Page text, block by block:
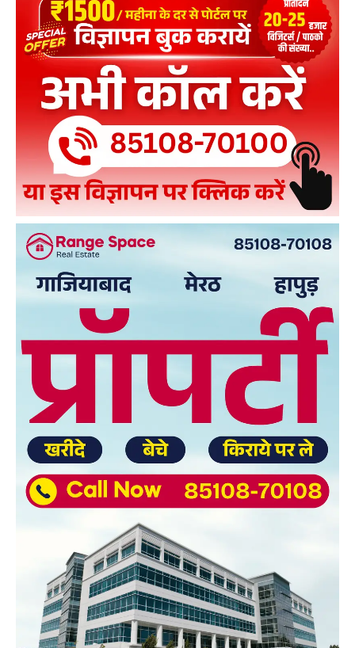
ही पैसे लौटाए
00:29